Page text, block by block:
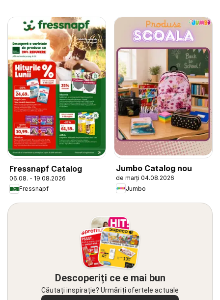
Fressnapf Catalog
06.08. - 19.08.2026
Fressnapf
Jumbo Catalog nou
de marți 04.08.2026
Jumbo
Descoperiți ce e mai bun
Căutați inspirație? Urmăriți ofertele actuale